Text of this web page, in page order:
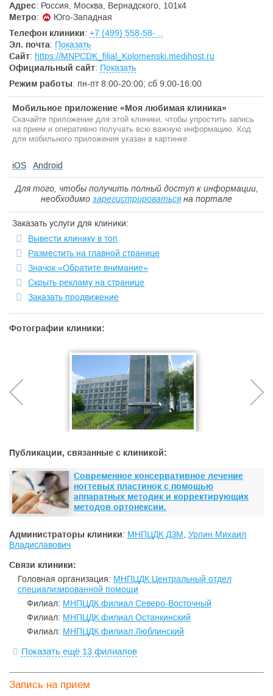
детскому населению города Москвы в условиях
круглосуточного стационара.
3. Детское дерматологическое отделение (дневной
стационар)– оказывает специализированную медицинскую
помощь по профилю «дерматовенерология» детскому
населению города Москвы в условиях дневного стационара.
4. Консультативно-диагностический Центр детской
дерматологии и косметологии– оказывает
специализированную медицинскую помощь по профилю
«дерматовенерология» детскому населению города Москвы.
5. Клинико-диагностическая лаборатория
7. Физиотерапевтическое отделение
9. Кабинет УЗИ
10. Отделение платных услуг
11. Кабинет косметолога, трихолога
12. Кабинет миколога-подолога
13. Кабинет гастроэнтеролога
14. Кабинет онколога-хирурга
15. Кабинет аллерголога-иммунолога
16. Кабинет эндокринолога
17. Кабинет оториноларинголога
Адрес: Россия, Москва, Вернадского, 101к4
Метро:
Юго-Западная
Телефон клиники: +7 (499) 558-58-...
Эл. почта: Показать
Сайт: https://MNPCDK_filial_Kolomenski.medihost.ru
Официальный сайт: Показать
Режим работы: пн-пт 8:00-20:00; сб 9:00-16:00
Мобильное приложение «Моя любимая клиника»
Скачайте приложение для этой клиники, чтобы упростить запись
на прием и оперативно получать всю важную информацию. Код
для мобильного приложения указан в картинке.
iOS Android
Для того, чтобы получить полный доступ к информации,
необходимо зарегистрироватьсяна портале
Заказать услуги для клиники:
Вывести клинику в топ
Разместить на главной странице
Значок «Обратите внимание»
Скрыть рекламу на странице
Заказать продвижение
Фотографии клиники:
Публикации, связанные с клиникой:
Современное консервативное лечение
ногтевых пластинок с помощью
аппаратных методик и корректирующих
методов ортонексии.
Администраторы клиники: МНПЦДК ДЗМ Урпин Михаил
Владиславович
Связи клиники:
Головная организация: МНПЦДК Центральный отдел
специализированной помощи
Филиал: МНПЦДК филиал Северо-Восточный
Филиал: МНПЦДК филиал Останкинский
Филиал: МНПЦДК филиал Люблинский
Показать ещё 13 филиалов
Запись на прием